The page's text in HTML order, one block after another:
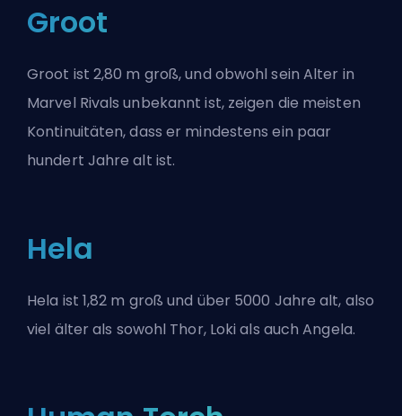
Groot
Groot ist 2,80 m groß, und obwohl sein Alter in
Marvel Rivals unbekannt ist, zeigen die meisten
Kontinuitäten, dass er mindestens ein paar
hundert Jahre alt ist.
Hela
Hela ist 1,82 m groß und über 5000 Jahre alt, also
viel älter als sowohl Thor, Loki als auch Angela.